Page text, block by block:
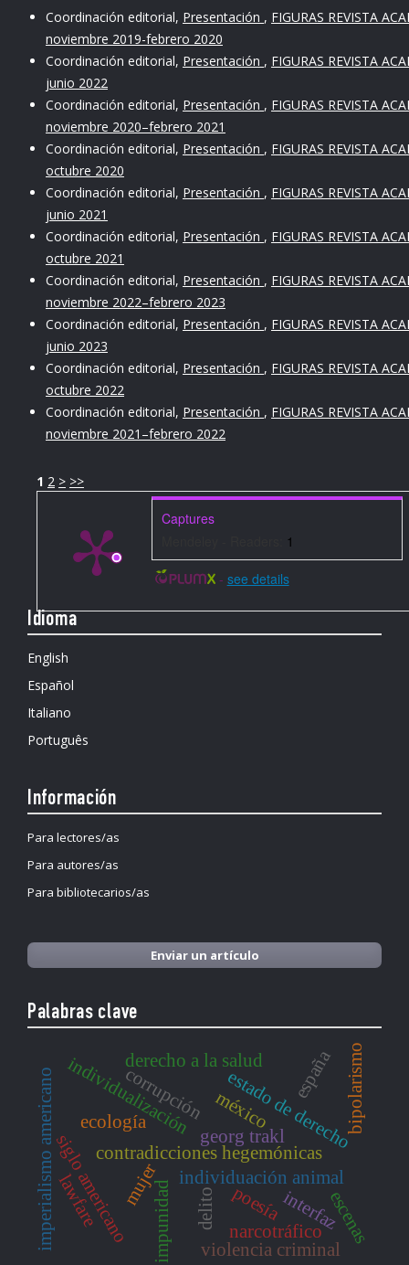
Coordinación editorial, Presentación , FIGURAS REVISTA
noviembre 2019-febrero 2020
Coordinación editorial, Presentación , FIGURAS REVISTA
junio 2022
Coordinación editorial, Presentación , FIGURAS REVISTA
noviembre 2020–febrero 2021
Coordinación editorial, Presentación , FIGURAS REVISTA
octubre 2020
Coordinación editorial, Presentación , FIGURAS REVISTA
junio 2021
Coordinación editorial, Presentación , FIGURAS REVISTA
octubre 2021
Coordinación editorial, Presentación , FIGURAS REVISTA
noviembre 2022–febrero 2023
Coordinación editorial, Presentación , FIGURAS REVISTA
junio 2023
Coordinación editorial, Presentación , FIGURAS REVISTA
octubre 2022
Coordinación editorial, Presentación , FIGURAS REVISTA
noviembre 2021–febrero 2022
1 2 > >>
Captures
1
- see details
Idioma
English
Español
Italiano
Português
Información
Para lectores/as
Para autores/as
Para bibliotecarios/as
Enviar un artículo
Palabras clave
contradicciones hegemónicas
siglo americano
imperialismo americanoindividualización
individuación animal
mujer
delito
estado de derecho
corrupción
impunidad
derecho a la salud
violencia criminal
poesía
georg trakl
bipolarismo
lawfare
narcotráfico
interfaz
ecología méxico
españa
escenas